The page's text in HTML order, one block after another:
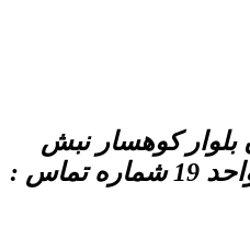
کوهسار نبش
نظری ساختمان سبز واحد 19 شماره تماس :